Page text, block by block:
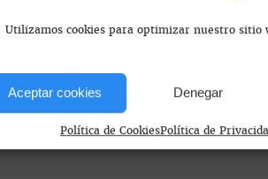
Utilizamos cookies para optimizar nuestro sitio
Aceptar cookies Denegar
Política de CookiesPolítica de